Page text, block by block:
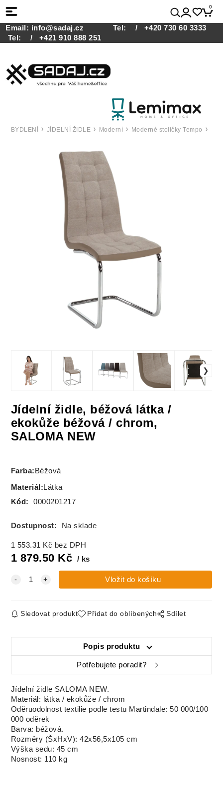
0
Email: info@sadaj.cz Tel:
/ +420 730 60 3333
Tel:
/ +421 910 888 251
BYDLENÍ JÍDELNÍ ŽIDLE Moderní Moderné stoličky Tempo
Jídelní židle, béžová látka /
ekokůže béžová / chrom,
SALOMA NEW
Farba: Béžová
Materiál : Látka
Kód:
0000201217
Dostupnost: Na sklade
1 553.31 Kč bez DPH
1 879.50 Kč ks
Sledovat produkt Přidat do oblíbených Sdílet
Popis produktu
Potřebujete poradit?
Jídelní židle SALOMA NEW.
Materiál: látka / ekokůže / chrom
Oděruodolnost textilie podle testu Martindale: 50 000/100
000 oděrek
Barva: béžová.
Rozměry (ŠxHxV): 42x56,5x105 cm
Výška sedu: 45 cm
Nosnost: 110 kg